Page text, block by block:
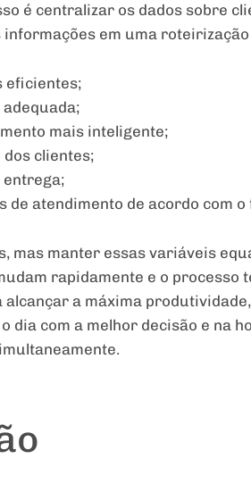
é centralizar os dados sobre
em uma
eficientes;
mais inteligente;
clientes;
entrega;
de atendimento de acordo com
mas manter essas variáveis
rapidamente e o
alcançar a máxima
dia com a melhor decisão e na